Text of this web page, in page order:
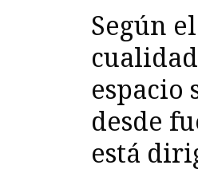
Según
espacio
desde
está